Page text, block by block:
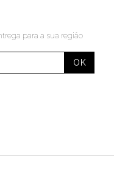
para a sua região